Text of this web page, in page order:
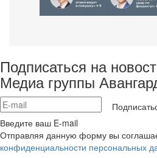
Подписаться на
Медиа группы
Введите ваш E-mail
Отправляя данную форму вы
конфиденциальности персональных